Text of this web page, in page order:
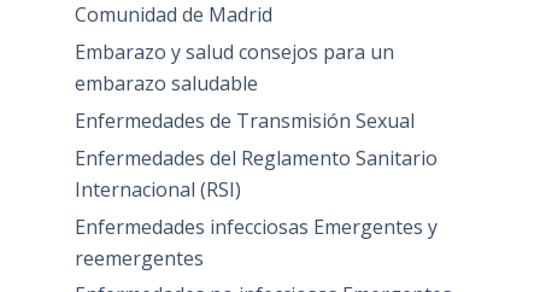
Comunidad de Madrid
Embarazo y salud consejos para un
embarazo saludable
Enfermedades de Transmisión Sexual
Enfermedades del Reglamento Sanitario
Internacional (RSI)
Enfermedades infecciosas Emergentes y
reemergentes